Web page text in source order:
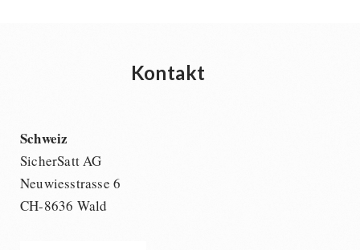
Kontakt
Schweiz
SicherSatt AG
Neuwiesstrasse 6
CH-8636 Wald